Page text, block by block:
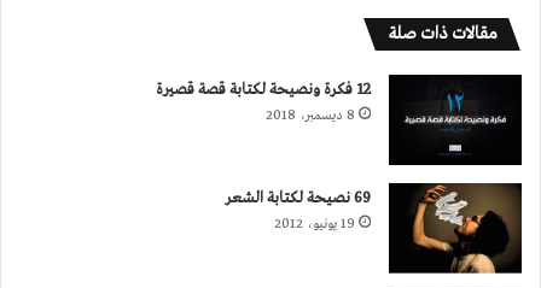
مقالات ذات صلة
12 فكرة ونصيحة لكتابة قصة قصيرة
8 ديسمبر، 2018
69 نصيحة لكتابة الشعر
19 يونيو، 2012